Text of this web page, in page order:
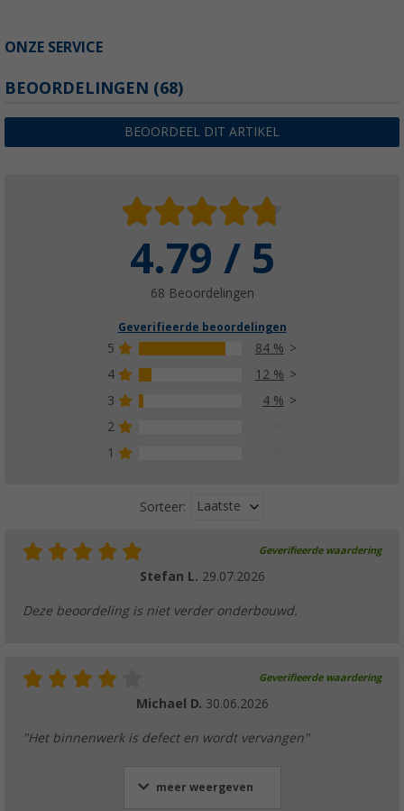
ONZE SERVICE
BEOORDELINGEN (68)
BEOORDEEL DIT ARTIKEL
4.79 / 5
68 Beoordelingen
Geverifieerde beoordelingen
5
84 %
4
12 %
3
4 %
2
1
Sorteer: Laatste
Geverifieerde waardering
Stefan L. 29.07.2026
Deze beoordeling is niet verder onderbouwd.
Geverifieerde waardering
Michael D. 30.06.2026
"Het binnenwerk is defect en wordt vervangen"
meer weergeven